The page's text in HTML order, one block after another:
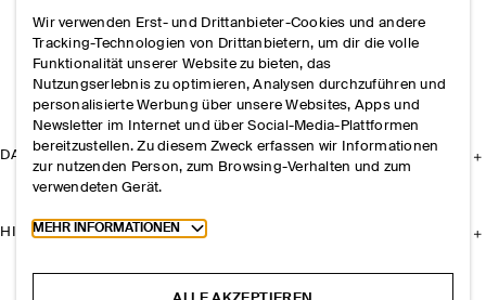
DAS UNTERNEHMEN
HILFE
Wir verwenden Erst- und Drittanbieter-Cookies und andere
Tracking-Technologien von Drittanbietern, um dir die volle
Funktionalität unserer Website zu bieten, das
Nutzungserlebnis zu optimieren, Analysen durchzuführen und
personalisierte Werbung über unsere Websites, Apps und
Newsletter im Internet und über Social-Media-Plattformen
bereitzustellen. Zu diesem Zweck erfassen wir Informationen
zur nutzenden Person, zum Browsing-Verhalten und zum
verwendeten Gerät.
Toggle more cookie information
MEHR INFORMATIONEN